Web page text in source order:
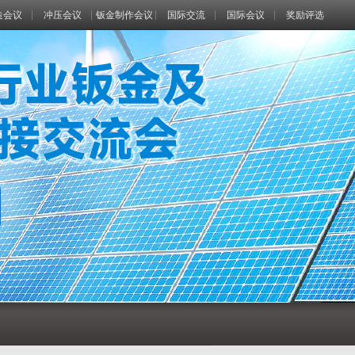
奖励评选
国际会议
国际交流
钣金制作会议
冲压会议
会议